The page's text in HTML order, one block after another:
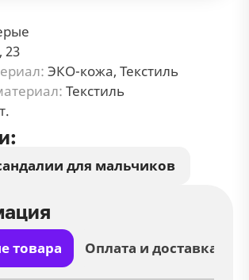
23
ЭКО-кожа, Текстиль
Текстиль
для мальчиков
товара Оплата и доставка